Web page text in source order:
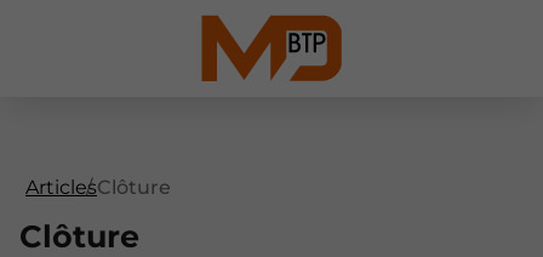
ArticlesClôture
Clôture